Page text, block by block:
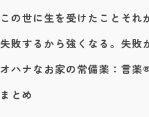
この世に生を受けたことそれ
失敗するから強くなる。失敗
オハナなお家の常備薬：言薬
まとめ